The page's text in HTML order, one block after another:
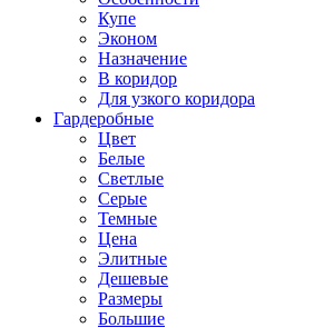
Купе
Эконом
Назначение
В коридор
Для узкого коридора
Гардеробные
Цвет
Белые
Светлые
Серые
Темные
Цена
Элитные
Дешевые
Размеры
Большие